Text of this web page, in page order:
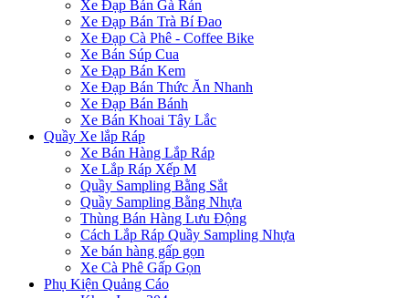
Xe Đạp Bán Gà Rán
Xe Đạp Bán Trà Bí Đao
Xe Đạp Cà Phê - Coffee Bike
Xe Bán Súp Cua
Xe Đạp Bán Kem
Xe Đạp Bán Thức Ăn Nhanh
Xe Đạp Bán Bánh
Xe Bán Khoai Tây Lắc
Quầy Xe lắp Ráp
Xe Bán Hàng Lắp Ráp
Xe Lắp Ráp Xếp M
Quầy Sampling Bằng Sắt
Quầy Sampling Bằng Nhựa
Thùng Bán Hàng Lưu Động
Cách Lắp Ráp Quầy Sampling Nhựa
Xe bán hàng gấp gọn
Xe Cà Phê Gấp Gọn
Phụ Kiện Quảng Cáo